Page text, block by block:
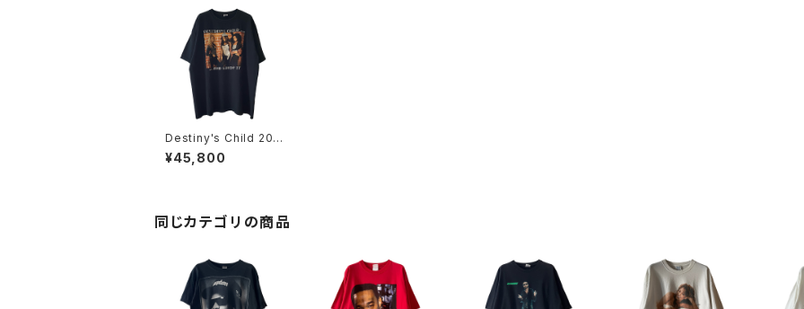
Destiny's Child 200
5 And Lovin' It Worl
d Tour Rap Tee
¥45,800
同じカテゴリの商品